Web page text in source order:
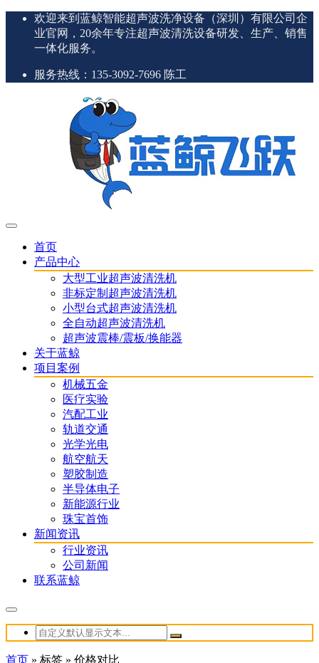
欢迎来到蓝鲸智能超声波洗净设备（深圳）有限公司企
业官网，20余年专注超声波清洗设备研发、生产、销售
一体化服务。
服务热线：135-3092-7696 陈工
首页
产品中心
大型工业超声波清洗机
非标定制超声波清洗机
小型台式超声波清洗机
全自动超声波清洗机
超声波震棒/震板/换能器
关于蓝鲸
项目案例
机械五金
医疗实验
汽配工业
轨道交通
光学光电
航空航天
塑胶制造
半导体电子
新能源行业
珠宝首饰
新闻资讯
行业资讯
公司新闻
联系蓝鲸
首页 » 标签 » 价格对比